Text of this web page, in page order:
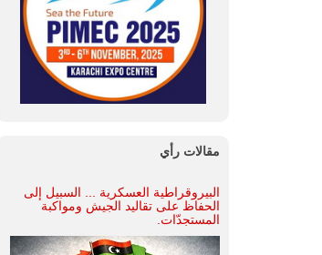
مقالات رأي
البيروقراطية العسكرية ... السبيل إلى
الحفاظ على تقاليد الجيش ومواكبة
المستجدّات.